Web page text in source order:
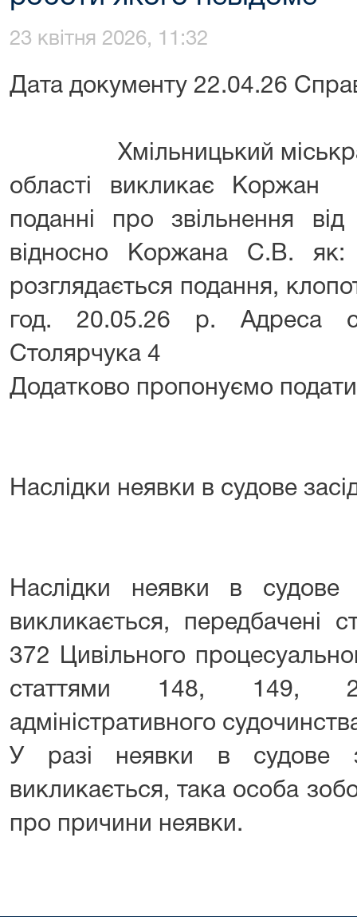
23 квітня 2026, 11:32
Дата документу 22.04.26
Хмільницький
області викликає Коржан
поданні про звільнення
відносно Коржана С.В. як:
розглядається подання,
год. 20.05.26 р. Адреса
Столярчука 4
Додатково пропонуємо подати
Наслідки неявки в судове
Наслідки неявки в судове
викликається, передбачені
372 Цивільного
статтями 148, 149,
адміністративного
У разі неявки в судове
викликається, така особа
про причини неявки.